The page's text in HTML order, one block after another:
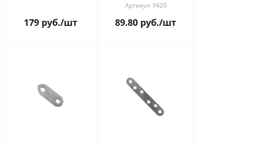
179руб./шт
Артикул: У420
89.80 руб./шт